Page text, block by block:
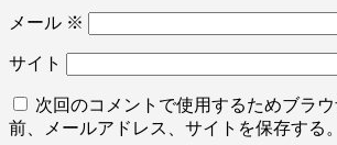
メール ※
サイト
次回のコメントで使用するためブラ
前、メールアドレス、サイトを保存する。